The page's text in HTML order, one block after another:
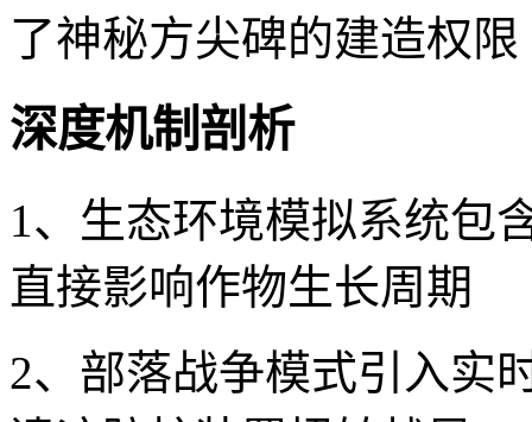
了神秘方尖碑的建造权限
深度机制剖析
1、生态环境模拟系统包
直接影响作物生长周期
2、部落战争模式引入实